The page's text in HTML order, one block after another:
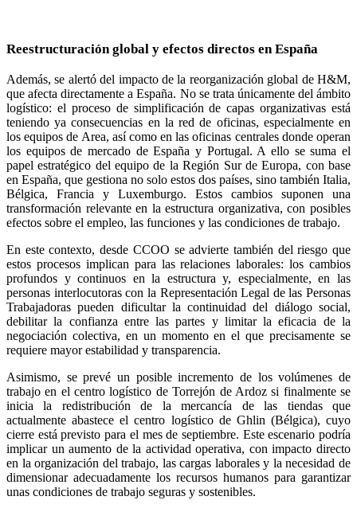
Reestructuración global y efectos directos en España
Además, se alertó del impacto de la reorganización global de H&M,
que afecta directamente a España. No se trata únicamente del ámbito
logístico: el proceso de simplificación de capas organizativas está
teniendo ya consecuencias en la red de oficinas, especialmente en
los equipos de Area, así como en las oficinas centrales donde operan
los equipos de mercado de España y Portugal. A ello se suma el
papel estratégico del equipo de la Región Sur de Europa, con base
en España, que gestiona no solo estos dos países, sino también Italia,
Bélgica, Francia y Luxemburgo. Estos cambios suponen una
transformación relevante en la estructura organizativa, con posibles
efectos sobre el empleo, las funciones y las condiciones de trabajo.
En este contexto, desde CCOO se advierte también del riesgo que
estos procesos implican para las relaciones laborales: los cambios
profundos y continuos en la estructura y, especialmente, en las
personas interlocutoras con la Representación Legal de las Personas
Trabajadoras pueden dificultar la continuidad del diálogo social,
debilitar la confianza entre las partes y limitar la eficacia de la
negociación colectiva, en un momento en el que precisamente se
requiere mayor estabilidad y transparencia.
Asimismo, se prevé un posible incremento de los volúmenes de
trabajo en el centro logístico de Torrejón de Ardoz si finalmente se
inicia la redistribución de la mercancía de las tiendas que
actualmente abastece el centro logístico de Ghlin (Bélgica), cuyo
cierre está previsto para el mes de septiembre. Este escenario podría
implicar un aumento de la actividad operativa, con impacto directo
en la organización del trabajo, las cargas laborales y la necesidad de
dimensionar adecuadamente los recursos humanos para garantizar
unas condiciones de trabajo seguras y sostenibles.